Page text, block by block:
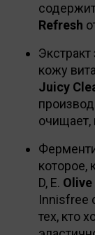
Refresh
кожу
Juicy
очищает,
которое,
D, E. Olive
Innisfree
тех, кто